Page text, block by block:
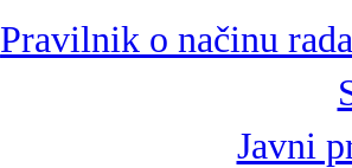
Pravilnik o načinu
Javni